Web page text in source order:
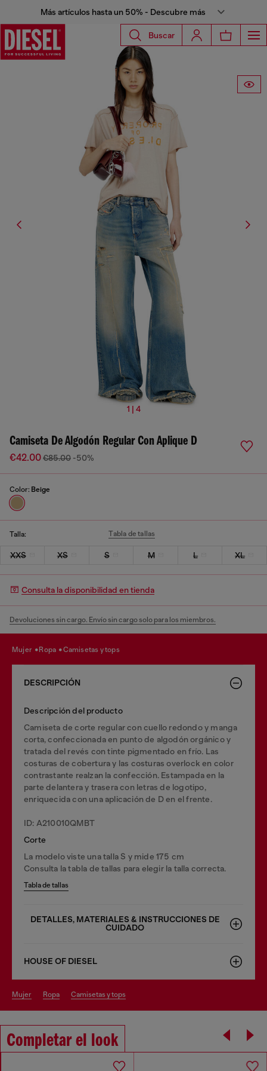
Más artículos hasta un 50% - Descubre más
Buscar
1 | 4
Camiseta De Algodón Regular Con Aplique D
€42.00€85.00 -50%
Color: Beige
Talla: Tabla de tallas
XXS XS S M L XL
Consulta la disponibilidad en tienda
Devoluciones sin cargo. Envío sin cargo solo para los miembros.
mujer ropa camisetas y tops
DESCRIPCIÓN
Descripción del producto
Camiseta de corte regular con cuello redondo y manga
corta, confeccionada en punto de algodón orgánico y
tratada del revés con tinte pigmentado en frío. Las
costuras de cobertura y las costuras overlock en color
contrastante realzan la confección. Estampada en la
parte delantera y trasera con letras de logotipo,
enriquecida con una aplicación de D en el frente.
ID: A210010QMBT
Corte
La modelo viste una talla S y mide 175 cm
Consulta la tabla de tallas para elegir la talla correcta.
Tabla de tallas
DETALLES, MATERIALES & INSTRUCCIONES DE
CUIDADO
HOUSE OF DIESEL
mujer ropa camisetas y tops
Completar el look